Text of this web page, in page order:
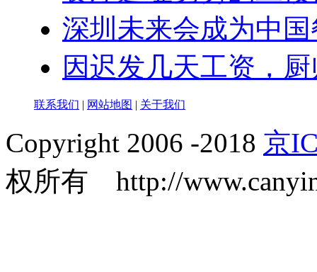
深圳未来会成为中
因迟发几天工资，
联系我们 | 网站地图 | 关于我们
Copyright 2006 -2018 京
权所有 http://